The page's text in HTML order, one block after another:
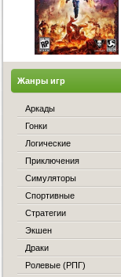
Жанры игр
Аркады
Гонки
Логические
Приключения
Симуляторы
Спортивные
Стратегии
Экшен
Драки
Ролевые (РПГ)